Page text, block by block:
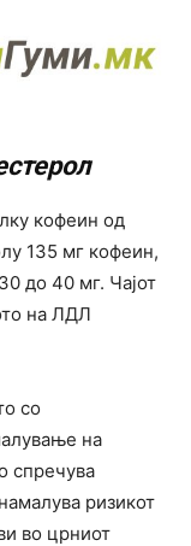
кофеин од
135 мг кофеин,
до 40 мг. Чајот
на ЛДЛ
со
на
спречува
ризикот
во црниот